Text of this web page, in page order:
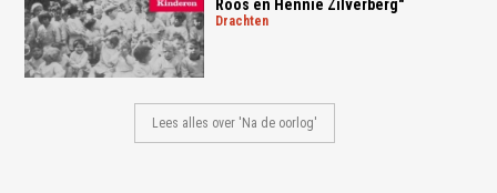
Roos en Hennie Zilverberg"
drachten
Lees alles over 'Na de oorlog'